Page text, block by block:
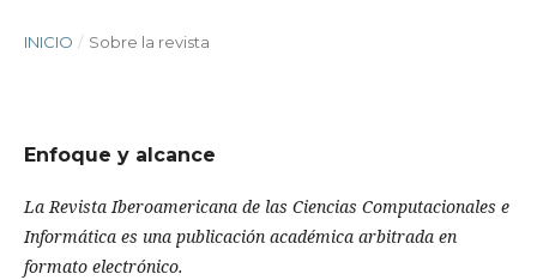
INICIO / Sobre la revista
Enfoque y alcance
La Revista Iberoamericana de las Ciencias Computacionales e
Informática es una publicación académica arbitrada en
formato electrónico.